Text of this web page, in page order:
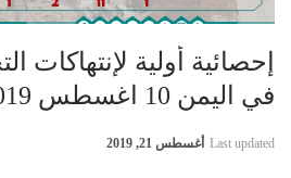
إحصائية أولية لإنتهاكات
في اليمن 10 اغسطس 2019
Last updated أغسطس 21, 2019